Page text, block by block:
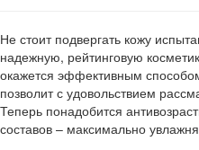
Не стоит подвергать кожу
надежную, рейтинговую
окажется эффективным
позволит с удовольствием
Теперь понадобится
составов – максимально